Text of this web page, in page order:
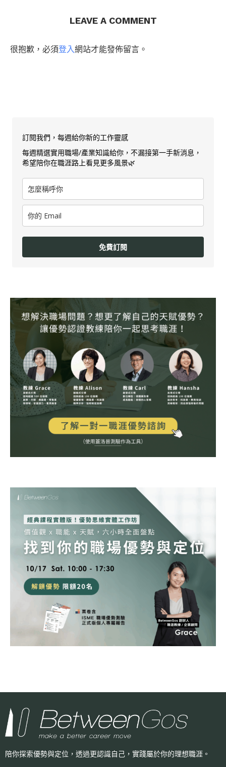
LEAVE A COMMENT
很抱歉，必須登入網站才能發佈留言。
訂閱我們，每週給你新的工作靈感
每週精選實用職場/產業知識給你，不漏接第一手新消息，
希望陪你在職涯路上看見更多風景🌿
免費訂閱
陪你探索優勢與定位，透過更認識自己， 實踐屬於你的理想職涯。